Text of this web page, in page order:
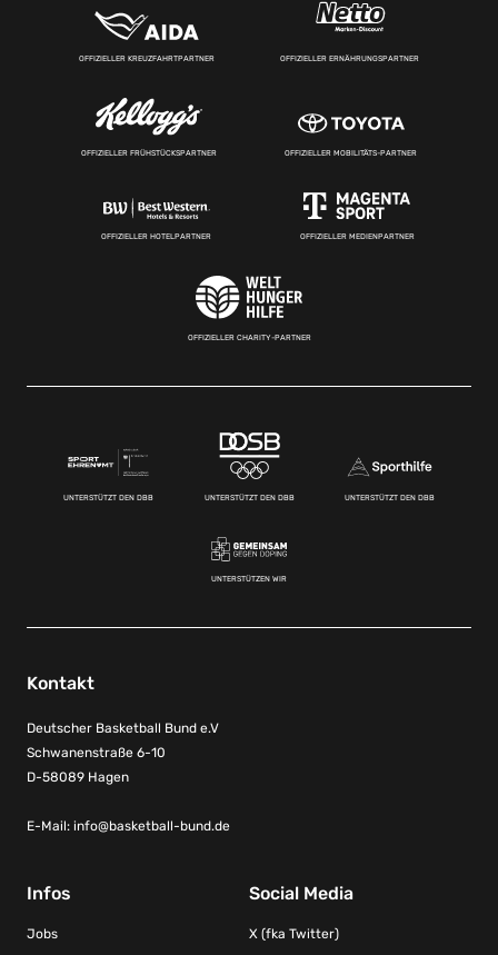
OFFIZIELLER KREUZFAHRTPARTNER OFFIZIELLER ERNÄHRUNGSPARTNER
OFFIZIELLER FRÜHSTÜCKSPARTNER OFFIZIELLER MOBILITÄTS-PARTNER
OFFIZIELLER HOTELPARTNER OFFIZIELLER MEDIENPARTNER
OFFIZIELLER CHARITY-PARTNER
UNTERSTÜTZT DEN DBB UNTERSTÜTZT DEN DBB UNTERSTÜTZT DEN DBB
UNTERSTÜTZEN WIR
Kontakt
Deutscher Basketball Bund e.V
Schwanenstraße 6-10
D-58089 Hagen
E-Mail: info@basketball-bund.de
Infos
Jobs
Social Media
X (fka Twitter)